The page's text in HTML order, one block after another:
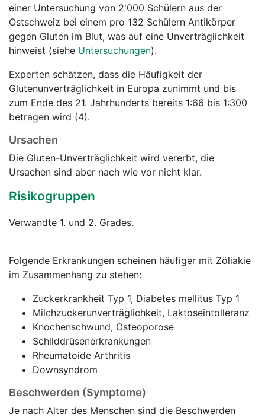
einer Untersuchung von 2'000 Schülern aus der
Ostschweiz bei einem pro 132 Schülern Antikörper
gegen Gluten im Blut, was auf eine Unverträglichkeit
hinweist (siehe Untersuchungen).
Experten schätzen, dass die Häufigkeit der
Glutenunverträglichkeit in Europa zunimmt und bis
zum Ende des 21. Jahrhunderts bereits 1:66 bis 1:300
betragen wird (4).
Ursachen
Die Gluten-Unverträglichkeit wird vererbt, die
Ursachen sind aber nach wie vor nicht klar.
Risikogruppen
Verwandte 1. und 2. Grades.
Folgende Erkrankungen scheinen häufiger mit Zöliakie
im Zusammenhang zu stehen:
Zuckerkrankheit Typ 1, Diabetes mellitus Typ 1
Milchzuckerunverträglichkeit, Laktoseintolleranz
Knochenschwund, Osteoporose
Schilddrüsenerkrankungen
Rheumatoide Arthritis
Downsyndrom
Beschwerden (Symptome)
Je nach Alter des Menschen sind die Beschwerden